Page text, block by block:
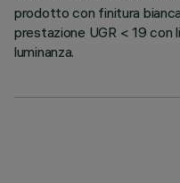
prodotto con finitura
prestazione UGR < 19 con
luminanza.